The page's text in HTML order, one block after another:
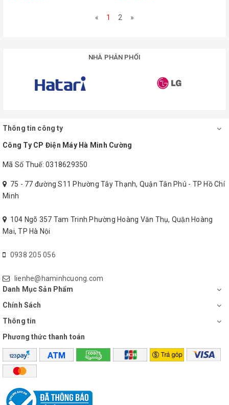
« 1 2 »
NHÀ PHÂN PHỐI
Thông tin công ty
Công Ty CP Điện Máy Hà Minh Cường
Mã Số Thuế: 0318629350
75 - 77 đường S11 Phường Tây Thạnh, Quận Tân Phú - TP Hồ Chí
Minh
104 Ngõ 357 Tam Trinh Phường Hoàng Văn Thụ, Quận Hoàng
Mai, TP Hà Nội
0938 205 056
lienhe@haminhcuong.com
Danh Mục Sản Phẩm
Chính Sách
Thông tin
Phương thức thanh toán